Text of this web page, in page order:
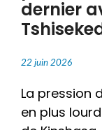
dernier
22 juin 2026
La pression
en plus